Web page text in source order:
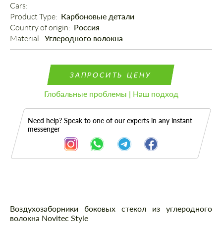
Cars:
Product Type: Карбоновые детали
Country of origin: Россия
Material: Углеродного волокна
ЗАПРОСИТЬ ЦЕНУ
Глобальные проблемы | Наш подход
Need help? Speak to one of our experts in any instant
messenger
Описание
Воздухозаборники боковых стекол из углеродного
волокна Novitec Style